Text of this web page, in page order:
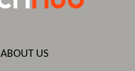
ABOUT US